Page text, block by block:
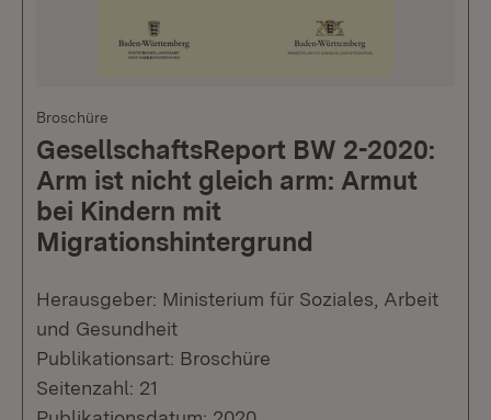
Broschüre
GesellschaftsReport BW 2-2020:
Arm ist nicht gleich arm: Armut
bei Kindern mit
Migrationshintergrund
Herausgeber: Ministerium für Soziales, Arbeit
und Gesundheit
Publikationsart: Broschüre
Seitenzahl: 21